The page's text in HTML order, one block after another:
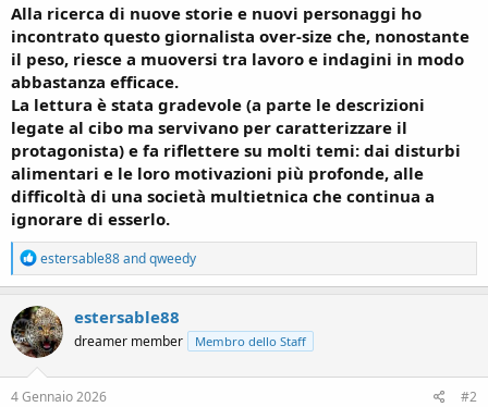
Alla ricerca di nuove storie e nuovi personaggi ho
incontrato questo giornalista over-size che, nonostante
il peso, riesce a muoversi tra lavoro e indagini in modo
abbastanza efficace.
La lettura è stata gradevole (a parte le descrizioni
legate al cibo ma servivano per caratterizzare il
protagonista) e fa riflettere su molti temi: dai disturbi
alimentari e le loro motivazioni più profonde, alle
difficoltà di una società multietnica che continua a
ignorare di esserlo.
R
e
a
c
t
i
o
n
s
estersable88andqweedy
estersable88
dreamer member Membro dello Staff
4 Gennaio 2026 #2